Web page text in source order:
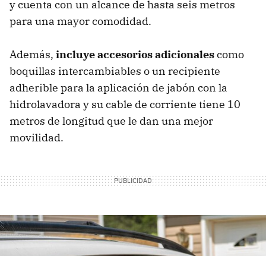
y cuenta con un alcance de hasta seis metros
para una mayor comodidad.
Además, incluye accesorios adicionalescomo
boquillas intercambiables o un recipiente
adherible para la aplicación de jabón con la
hidrolavadora y su cable de corriente tiene 10
metros de longitud que le dan una mejor
movilidad.